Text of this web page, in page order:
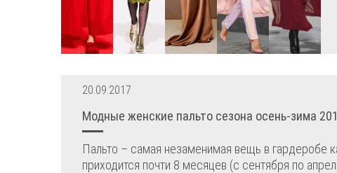
20.09.2017
Модные женские пальто сезона осень-зима
Пальто – самая незаменимая вещь в
приходится почти 8 месяцев (с сентября по